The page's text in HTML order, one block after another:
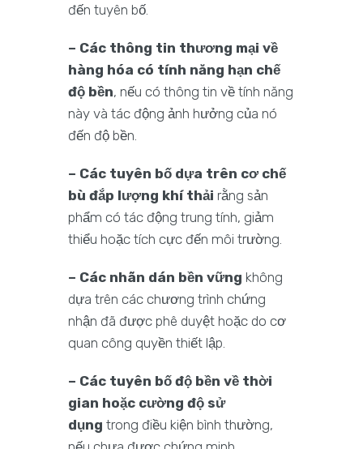
đến tuyên bố.
– Các thông tin thương mại về
hàng hóa có tính năng hạn chế
độ bền, nếu có thông tin về tính năng
này và tác động ảnh hưởng của nó
đến độ bền.
– Các tuyên bố dựa trên cơ chế
bù đắp lượng khí thải rằng sản
phẩm có tác động trung tính, giảm
thiểu hoặc tích cực đến môi trường.
– Các nhãn dán bền vững không
dựa trên các chương trình chứng
nhận đã được phê duyệt hoặc do cơ
quan công quyền thiết lập.
– Các tuyên bố độ bền về thời
gian hoặc cường độ sử
dụng trong điều kiện bình thường,